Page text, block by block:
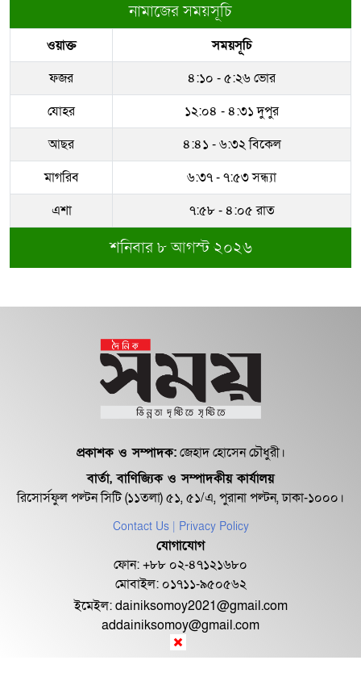
নামাজের সময়সূচি
ওয়াক্ত
সময়সূচি
ফজর
৪:১০ - ৫:২৬ ভোর
যোহর
১২:০৪ - ৪:৩১ দুপুর
আছর
৪:৪১ - ৬:৩২ বিকেল
মাগরিব
৬:৩৭ - ৭:৫৩ সন্ধ্যা
এশা
৭:৫৮ - ৪:০৫ রাত
শনিবার ৮ আগস্ট ২০২৬
প্রকাশক ও সম্পাদক:জেহাদ হোসেন চৌধুরী।
বার্তা, বাণিজ্যিক ও সম্পাদকীয় কার্যালয়
রিসোর্সফুল পল্টন সিটি (১১তলা) ৫১, ৫১/এ, পুরানা পল্টন, ঢাকা-১০০০।
Contact Us | Privacy Policy
যোগাযোগ
ফোন: +৮৮ ০২-৪৭১২১৬৮০
মোবাইল: ০১৭১১-৯৫০৫৬২
ইমেইল:dainiksomoy2021@gmail.com
addainiksomoy@gmail.com